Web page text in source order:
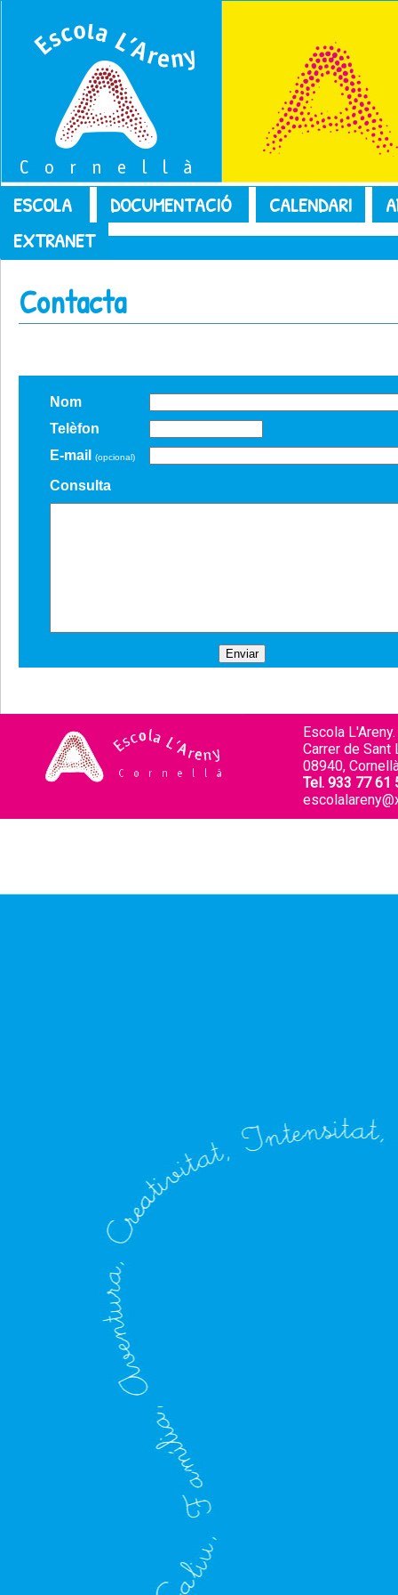
ESCOLA DOCUMENTACIÓ CALENDARI
EXTRANET
Contacta
Nom
Telèfon
E-mail
(opcional)
Consulta
Escola L'Areny.
Carrer de Sant
08940,
Tel. 933 77 61